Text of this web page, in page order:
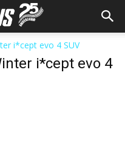
i*cept evo 4 SUV
i*cept evo 4